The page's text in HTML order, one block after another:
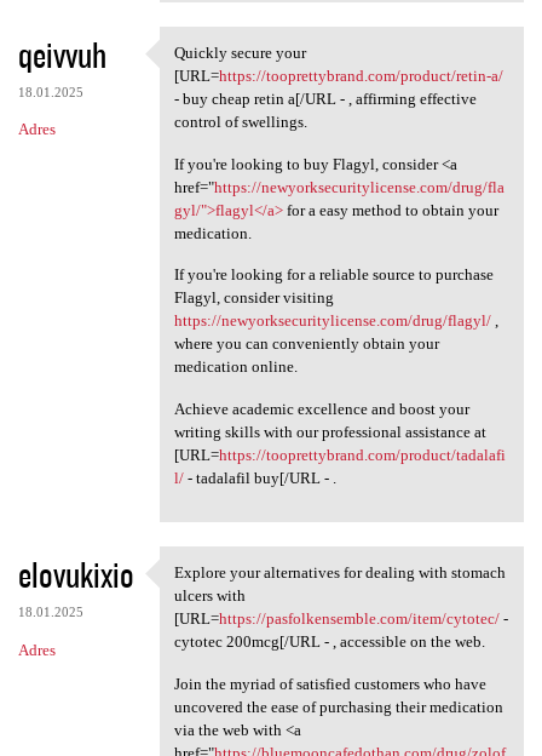
qeivvuh
18.01.2025
Adres
Quickly secure your [URL
Quickly secure your
[URL=https://tooprettybrand.com/product/retin-a/
- buy cheap retin a[/URL - , affirming effective
control of swellings.
If you're looking to buy Flagyl, consider <a
href="https://newyorksecuritylicense.com/drug/fla
gyl/">flagyl</a>for a easy method to obtain your
medication.
If you're looking for a reliable source to purchase
Flagyl, consider visiting
https://newyorksecuritylicense.com/drug/flagyl/,
where you can conveniently obtain your
medication online.
Achieve academic excellence and boost your
writing skills with our professional assistance at
[URL=https://tooprettybrand.com/product/tadalafi
l/- tadalafil buy[/URL - .
elovukixio
18.01.2025
Adres
Explore your alternatives for
Explore your alternatives for dealing with stomach
ulcers with
[URL=https://pasfolkensemble.com/item/cytotec/-
cytotec 200mcg[/URL - , accessible on the web.
Join the myriad of satisfied customers who have
uncovered the ease of purchasing their medication
via the web with <a